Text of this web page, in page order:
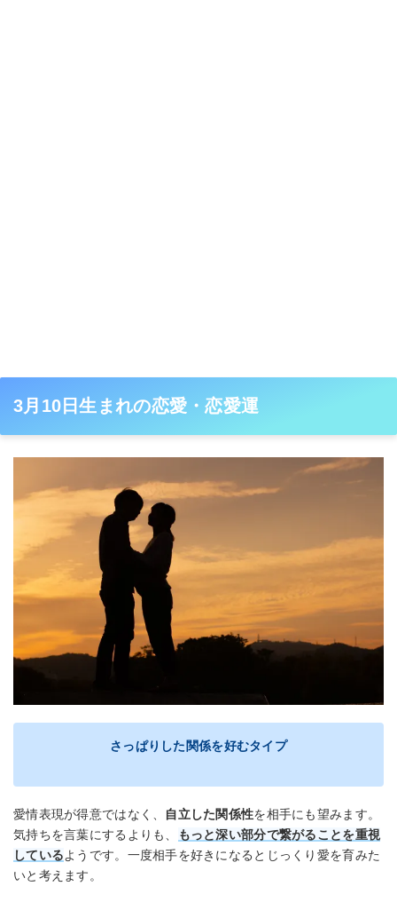
3月10日生まれの恋愛・恋愛運
さっぱりした関係を好むタイプ
愛情表現が得意ではなく、 自立した関係性を相手にも望みます。
気持ちを言葉にするよりも、
もっと深い部分で繋がることを重視
しているようです。一度相手を好きになるとじっくり愛を育みた
いと考えます。